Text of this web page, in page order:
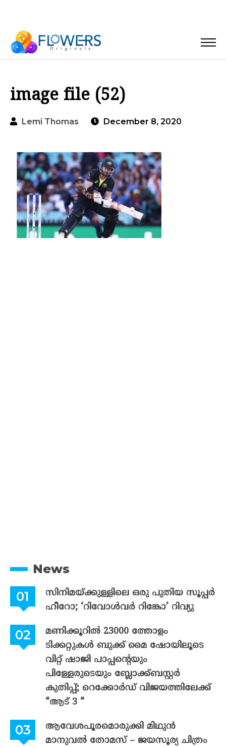
image file (52)
Lemi Thomas December 8, 2020
News
സിനിമയ്ക്കുള്ളിലെ ഒരു പുതിയ സൂപ്പർ
ഹീറോ; ‘റിവോൾവർ റിങ്കോ’ റിവ്യു
മണിക്കൂറിൽ 23000 ത്തോളം
ടിക്കറ്റുകൾ ബുക്ക് മൈ ഷോയിലൂടെ
വിറ്റ് ഷാജി പാപ്പന്റെയും
പിള്ളേരുടെയും ബ്ലോക്ക്ബസ്റ്റർ
കുതിപ്പ്; റെക്കോർഡ് വിജയത്തിലേക്ക്
“ആട് 3 “
ആവേശപൂരമൊരുക്കി മിഥുൻ
മാനുവൽ തോമസ് – ജയസൂര്യ ചിത്രം